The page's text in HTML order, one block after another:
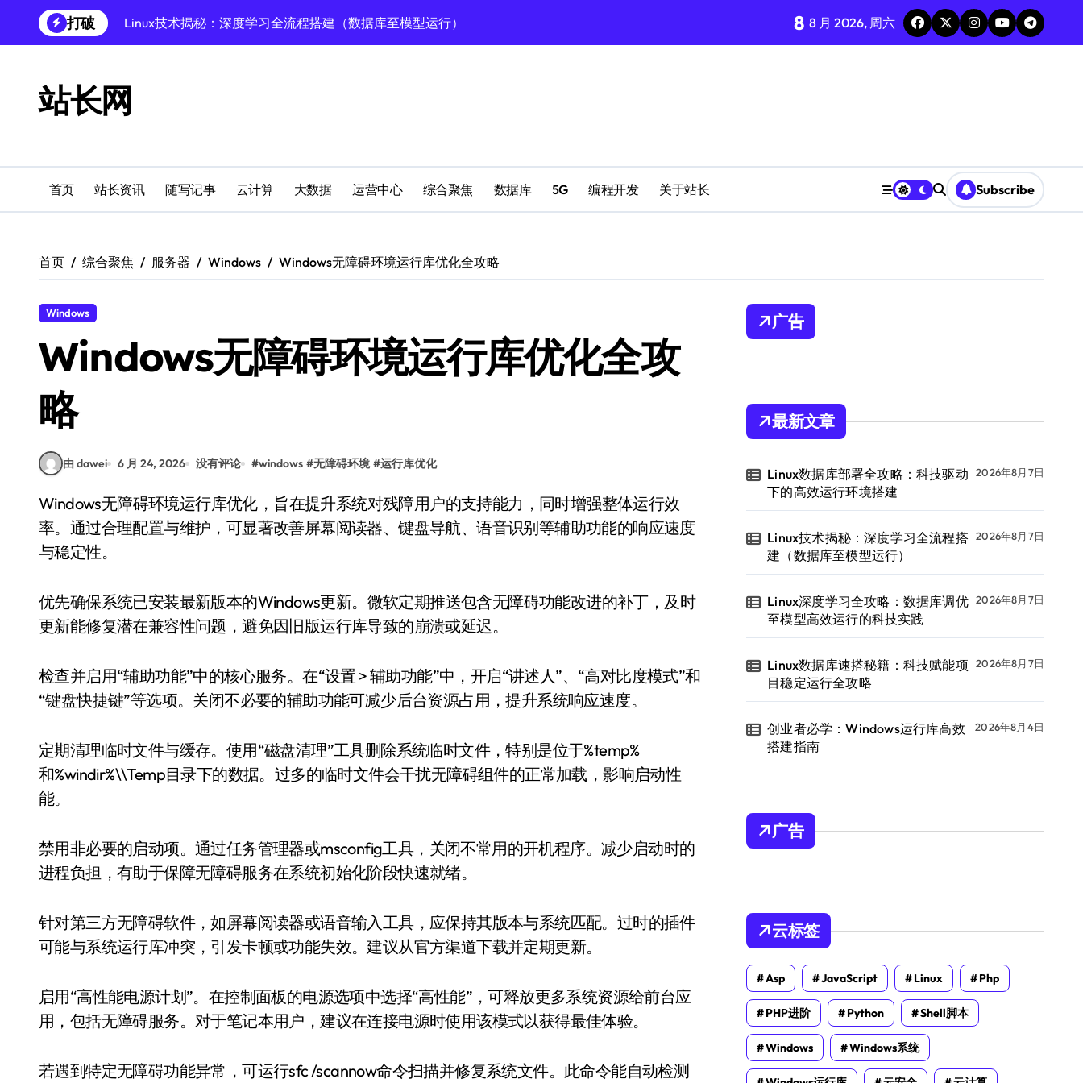
到
打破
Linux深度学习全攻略：数据库调优至模型高效运行的科技实践
创业者必学：Windows运行库高效搭建指南
Windows环境搭建：高效运行库配置与管理
跨界融合下站长云安全防护新策略
Windows多媒体开发环境搭建与运行库管理
Linux数据库部署全攻略：科技驱动下的高效运行环境搭建
8 8 月 2026, 周六
站长网
首页 站长资讯 随写记事 云计算 大数据 运营中心 综合聚焦 数据库 5G 编程开发 关于站长 Subscribe
首页 综合聚焦 服务器 Windows Windows无障碍环境运行库优化全攻略
Windows
Windows无障碍环境运行库优化全攻
略
由 dawei 6 月 24, 2026 没有评论 #windows #无障碍环境 #运行库优化
Windows无障碍环境运行库优化，旨在提升系统对残障用户的支持能力，同时增强整体运行效
率。通过合理配置与维护，可显著改善屏幕阅读器、键盘导航、语音识别等辅助功能的响应速度
与稳定性。
优先确保系统已安装最新版本的Windows更新。微软定期推送包含无障碍功能改进的补丁，及时
更新能修复潜在兼容性问题，避免因旧版运行库导致的崩溃或延迟。
检查并启用“辅助功能”中的核心服务。在“设置 > 辅助功能”中，开启“讲述人”、“高对比度模式”和
“键盘快捷键”等选项。关闭不必要的辅助功能可减少后台资源占用，提升系统响应速度。
定期清理临时文件与缓存。使用“磁盘清理”工具删除系统临时文件，特别是位于%temp%
和%windir%\\Temp目录下的数据。过多的临时文件会干扰无障碍组件的正常加载，影响启动性
能。
禁用非必要的启动项。通过任务管理器或msconfig工具，关闭不常用的开机程序。减少启动时的
进程负担，有助于保障无障碍服务在系统初始化阶段快速就绪。
针对第三方无障碍软件，如屏幕阅读器或语音输入工具，应保持其版本与系统匹配。过时的插件
可能与系统运行库冲突，引发卡顿或功能失效。建议从官方渠道下载并定期更新。
启用“高性能电源计划”。在控制面板的电源选项中选择“高性能”，可释放更多系统资源给前台应
用，包括无障碍服务。对于笔记本用户，建议在连接电源时使用该模式以获得最佳体验。
若遇到特定无障碍功能异常，可运行sfc /scannow命令扫描并修复系统文件。此命令能自动检测
广告
最新文章
Linux数据库部署全攻略：科技驱动
下的高效运行环境搭建
2026年8月7日
Linux技术揭秘：深度学习全流程搭
建（数据库至模型运行）
2026年8月7日
Linux深度学习全攻略：数据库调优
至模型高效运行的科技实践
2026年8月7日
Linux数据库速搭秘籍：科技赋能项
目稳定运行全攻略
2026年8月7日
创业者必学：Windows运行库高效
搭建指南
2026年8月4日
广告
云标签
Asp JavaScript Linux Php
PHP进阶 Python Shell脚本
Windows Windows系统